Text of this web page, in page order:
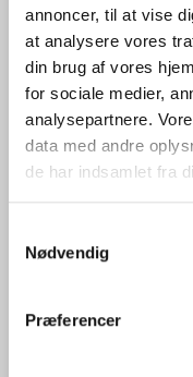
annoncer, til at vise
at analysere vores
din brug af vores
for sociale medier,
analysepartnere.
data med andre
de har indsamlet fra
Nødvendig
Præferencer
215,00 DKK